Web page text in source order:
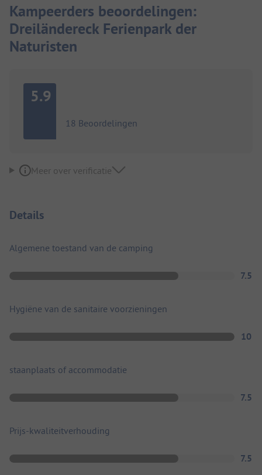
Kampeerders beoordelingen:
Dreiländereck Ferienpark der
Naturisten
5.9
18 Beoordelingen
Meer over verificatie
Details
Algemene toestand van de camping
7.5
Hygiëne van de sanitaire voorzieningen
10
staanplaats of accommodatie
7.5
Prijs-kwaliteitverhouding
7.5